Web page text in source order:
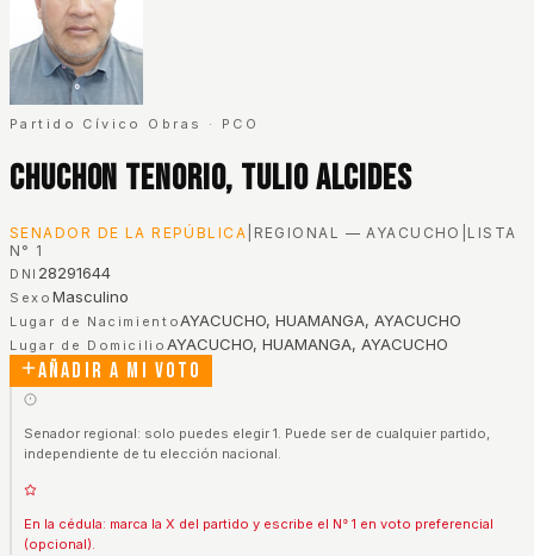
Partido Cívico Obras · PCO
Chuchon Tenorio, Tulio Alcides
SENADOR DE LA REPÚBLICA REGIONAL — AYACUCHO LISTA
N° 1
DNI 28291644
Sexo Masculino
Lugar de NacimientoAYACUCHO, HUAMANGA, AYACUCHO
Lugar de Domicilio AYACUCHO, HUAMANGA, AYACUCHO
Añadir a mi voto
Senador regional: solo puedes elegir 1. Puede ser de cualquier partido,
independiente de tu elección nacional.
En la cédula: marca la X del partido y escribe el N° 1 en voto preferencial
(opcional).